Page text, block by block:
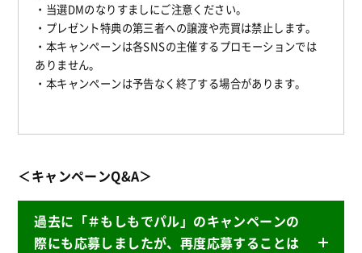
・当選DMのなりすましにご注意ください。
・プレゼント特典の第三者への譲渡や売買は禁止します。
・本キャンペーンは各SNSの主催するプロモーションでは
ありません。
・本キャンペーンは予告なく終了する場合があります。
＜キャンペーンQ&A＞
過去に「＃もしもでパル」のキャンペーンの
際にも応募しましたが、再度応募することは